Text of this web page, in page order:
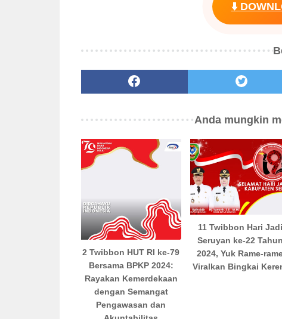
⬇️
Anda mungkin
2 Twibbon HUT RI ke-79
Bersama BPKP 2024:
Rayakan Kemerdekaan
dengan Semangat
Pengawasan dan
11 Twibbon Hari Jadi
Seruyan ke-22 Tahun
2024, Yuk Rame-
Viralkan Bingkai